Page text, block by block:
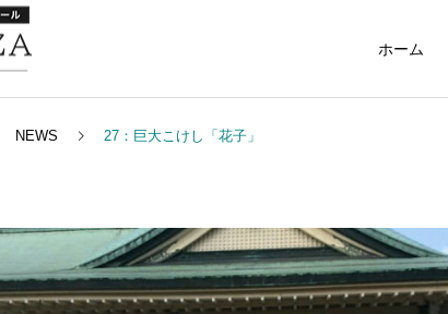
ホーム
ジュニアスクール
NEWS
NEWS 27：巨大こけし「花子」